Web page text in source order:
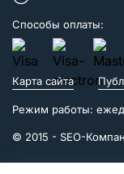
Способы оплаты:
Карта сайта
Режим работы:
© 2015 - SEO-